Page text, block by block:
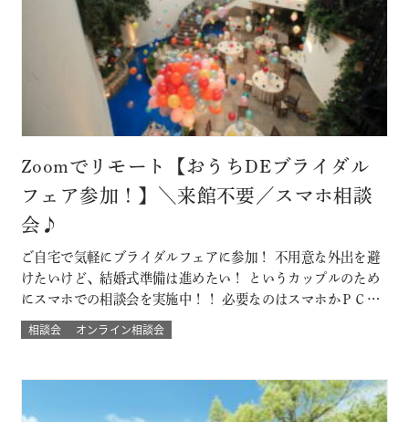
Zoomでリモート【おうちDEブライダル
フェア参加！】＼来館不要／スマホ相談
会♪
ご自宅で気軽にブライダルフェアに参加！ 不用意な外出を避
けたいけど、結婚式準備は進めたい！ というカップルのため
にスマホでの相談会を実施中！！ 必要なのはスマホかＰＣ
で！来館不要のため県外にお住まいのカップルにもおすす
め！ 結婚式場に来館したときのような臨場感とウェディング
質問など自宅にいながらにして 結…
相談会 オンライン相談会